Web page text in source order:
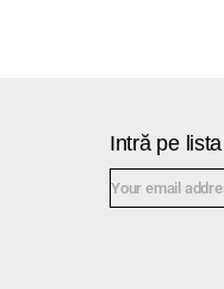
Intră pe